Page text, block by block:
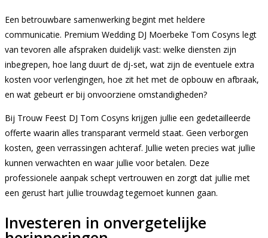
Een betrouwbare samenwerking begint met heldere
communicatie. Premium Wedding DJ Moerbeke Tom Cosyns legt
van tevoren alle afspraken duidelijk vast: welke diensten zijn
inbegrepen, hoe lang duurt de dj-set, wat zijn de eventuele extra
kosten voor verlengingen, hoe zit het met de opbouw en afbraak,
en wat gebeurt er bij onvoorziene omstandigheden?
Bij Trouw Feest DJ Tom Cosyns krijgen jullie een gedetailleerde
offerte waarin alles transparant vermeld staat. Geen verborgen
kosten, geen verrassingen achteraf. Jullie weten precies wat jullie
kunnen verwachten en waar jullie voor betalen. Deze
professionele aanpak schept vertrouwen en zorgt dat jullie met
een gerust hart jullie trouwdag tegemoet kunnen gaan.
Investeren in onvergetelijke